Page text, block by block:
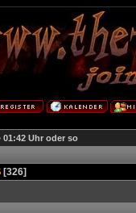
01:42 Uhr oder so
[326]